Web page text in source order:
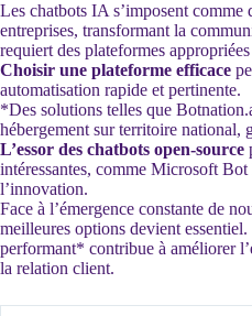
Les chatbots IA s’imposent
entreprises, transformant la
requiert des plateformes
Choisir une plateforme efficace
automatisation rapide et pertinente.
*Des solutions telles que
hébergement sur territoire national,
L’essor des chatbots open-source
intéressantes, comme Microsoft
l’innovation.
Face à l’émergence constante de
meilleures options devient
performant* contribue à améliorer
la relation client.